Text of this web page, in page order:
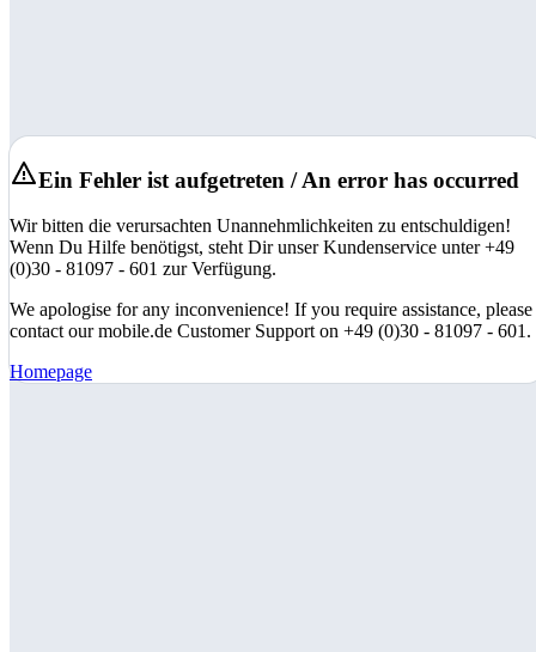
Ein Fehler ist aufgetreten / An error has occurred
Wir bitten die verursachten Unannehmlichkeiten zu entschuldigen!
Wenn Du Hilfe benötigst, steht Dir unser Kundenservice unter +49
(0)30 - 81097 - 601 zur Verfügung.
We apologise for any inconvenience! If you require assistance, please
contact our mobile.de Customer Support on +49 (0)30 - 81097 - 601.
Homepage